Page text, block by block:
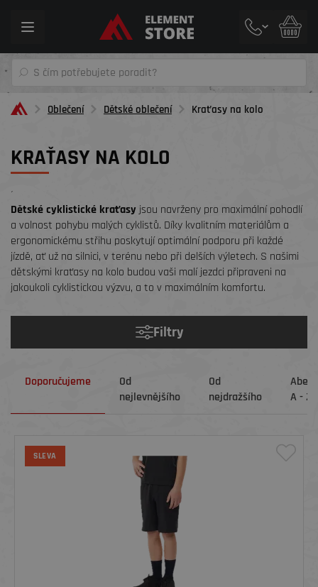
Toggle
Oblečení Dětské oblečení Kraťasy na kolo
KRAŤASY NA KOLO
´
Dětské cyklistické kraťasy jsou navrženy pro maximální pohodlí
a volnost pohybu malých cyklistů. Díky kvalitním materiálům a
ergonomickému střihu poskytují optimální podporu při každé
jízdě, ať už na silnici, v terénu nebo při delších výletech. S našimi
dětskými kraťasy na kolo budou vaši malí jezdci připraveni na
jakoukoli cyklistickou výzvu, a to v maximálním komfortu.
Filtry
Doporučujeme
Od
nejlevnějšího
Od
nejdražšího
A - Z
SLEVA